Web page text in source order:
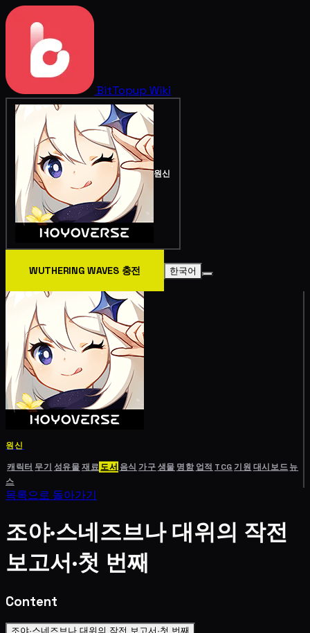
BitTopup Wiki
원신
WUTHERING WAVES 충전 한국어
원신
캐릭터 무기 성유물재료도서 음식 가구생물 명함 업적 TCG기원 대시보드뉴
스
목록으로 돌아가기
조야·스네즈브나 대위의 작전
보고서·첫 번째
Content
조야·스네즈브나 대위의 작전 보고서·첫 번째